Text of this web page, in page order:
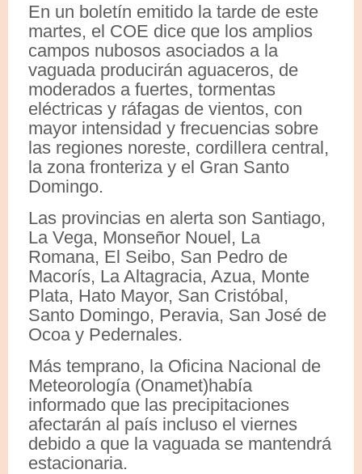
En un boletín emitido la tarde de este
martes, el COE dice que los amplios
campos nubosos asociados a la
vaguada producirán aguaceros, de
moderados a fuertes, tormentas
eléctricas y ráfagas de vientos, con
mayor intensidad y frecuencias sobre
las regiones noreste, cordillera central,
la zona fronteriza y el Gran Santo
Domingo.
Las provincias en alerta son Santiago,
La Vega, Monseñor Nouel, La
Romana, El Seibo, San Pedro de
Macorís, La Altagracia, Azua, Monte
Plata, Hato Mayor, San Cristóbal,
Santo Domingo, Peravia, San José de
Ocoa y Pedernales.
Más temprano, la Oficina Nacional de
Meteorología (Onamet)había
informado que las precipitaciones
afectarán al país incluso el viernes
debido a que la vaguada se mantendrá
estacionaria.